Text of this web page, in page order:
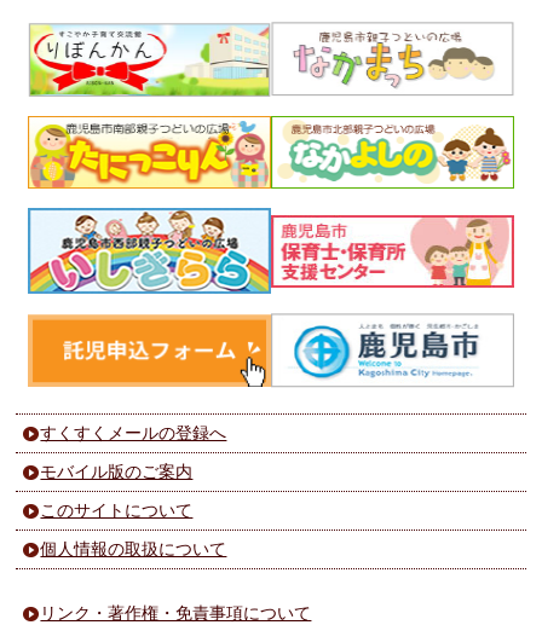
すくすくメールの登録へ
モバイル版のご案内
このサイトについて
個人情報の取扱について
リンク・著作権・免責事項について